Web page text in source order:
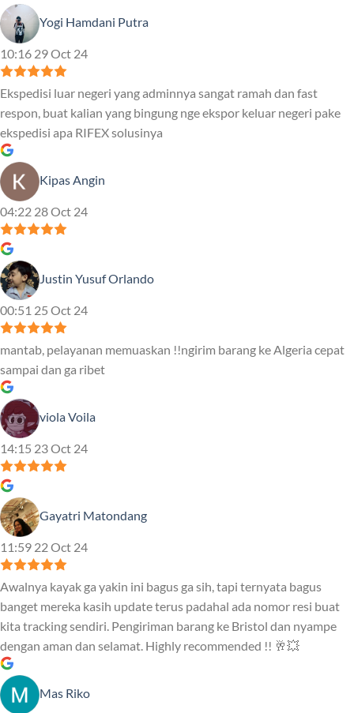
Yogi Hamdani Putra
10:16 29 Oct 24
Ekspedisi luar negeri yang adminnya sangat ramah dan fast
respon, buat kalian yang bingung nge ekspor keluar negeri pake
ekspedisi apa RIFEX solusinya
Kipas Angin
04:22 28 Oct 24
Justin Yusuf Orlando
00:51 25 Oct 24
mantab, pelayanan memuaskan !!ngirim barang ke Algeria cepat
sampai dan ga ribet
viola Voila
14:15 23 Oct 24
Gayatri Matondang
11:59 22 Oct 24
Awalnya kayak ga yakin ini bagus ga sih, tapi ternyata bagus
banget mereka kasih update terus padahal ada nomor resi buat
kita tracking sendiri. Pengiriman barang ke Bristol dan nyampe
dengan aman dan selamat. Highly recommended !! 🥂💥
Mas Riko